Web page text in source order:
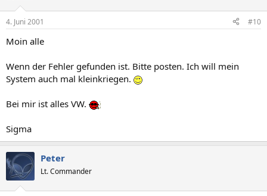
4. Juni 2001 #10
Moin alle
Wenn der Fehler gefunden ist. Bitte posten. Ich will mein
System auch mal kleinkriegen.
Bei mir ist alles VW.
Sigma
Peter
Lt. Commander